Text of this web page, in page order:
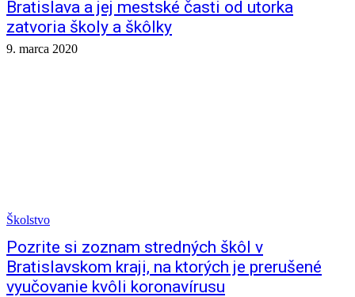
Bratislava a jej mestské časti od utorka
zatvoria školy a škôlky
9. marca 2020
Školstvo
Pozrite si zoznam stredných škôl v
Bratislavskom kraji, na ktorých je prerušené
vyučovanie kvôli koronavírusu